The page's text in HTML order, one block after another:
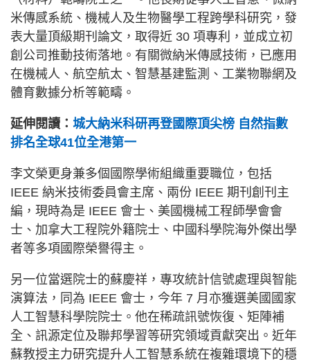
米傳感系統、機械人及生物醫學工程跨學科研究，發
表大量頂級期刊論文，取得近 30 項專利，並成立初
創公司推動技術落地。有關微納米傳感技術，已應用
在機械人、航空航太、智慧基建監測、工業物聯網及
體育數據分析等範疇。
延伸閱讀： 城大納米科研再登國際頂尖榜 自然指數
排名全球41位全港第一
李文榮更身兼多個國際學術組織重要職位，包括
IEEE 納米技術委員會主席、兩份 IEEE 期刊創刊主
編，現時為是 IEEE 會士、美國機械工程師學會會
士、加拿大工程院外籍院士、中國科學院海外傑出學
者等多項國際榮譽得主。
另一位當選院士的蘇慶祥，專攻統計信號處理與智能
演算法，同為 IEEE 會士，今年 7 月亦獲選美國國家
人工智慧科學院院士。他在稀疏訊號恢復、矩陣補
全、訊源定位及聯邦學習等研究領域貢獻突出。近年
蘇教授主力研究提升人工智慧系統在複雜環境下的穩